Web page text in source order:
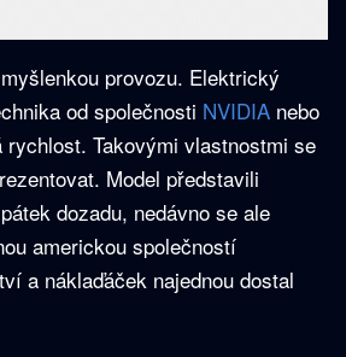
provozu. Elektrický
od společnosti NVIDIA nebo
rychlost. Takovými vlastnostmi se
Model představili
dozadu, nedávno se ale
americkou společností
a náklaďáček najednou dostal